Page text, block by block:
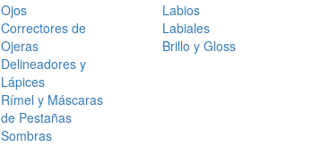
Ojos
Correctores de
Ojeras
Delineadores y
Lápices
Rímel y Máscaras
de Pestañas
Sombras
Labios
Labiales
Brillo y Gloss